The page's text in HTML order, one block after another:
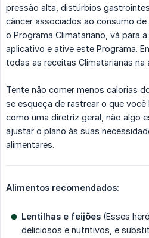
pressão alta, distúrbios
câncer associados ao consumo de
o Programa Climatariano, vá para
aplicativo e ative este Programa.
todas as receitas Climatarianas na
Tente não comer menos calorias
se esqueça de rastrear o que
como uma diretriz geral, não algo
ajustar o plano às suas
alimentares.
Alimentos recomendados:
Lentilhas e feijões (Esses
deliciosos e nutritivos, e